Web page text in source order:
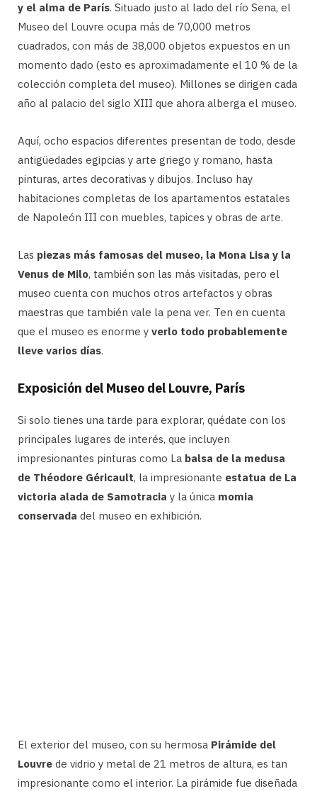
y el alma de París. Situado justo al lado del río Sena, el
Museo del Louvre ocupa más de 70,000 metros
cuadrados, con más de 38,000 objetos expuestos en un
momento dado (esto es aproximadamente el 10 % de la
colección completa del museo). Millones se dirigen cada
año al palacio del siglo XIII que ahora alberga el museo.
Aquí, ocho espacios diferentes presentan de todo, desde
antigüedades egipcias y arte griego y romano, hasta
pinturas, artes decorativas y dibujos. Incluso hay
habitaciones completas de los apartamentos estatales
de Napoleón III con muebles, tapices y obras de arte.
Las piezas más famosas del museo, la Mona Lisa y la
Venus de Milo, también son las más visitadas, pero el
museo cuenta con muchos otros artefactos y obras
maestras que también vale la pena ver. Ten en cuenta
que el museo es enorme y verlo todo probablemente
lleve varios días.
Exposición del Museo del Louvre, París
Si solo tienes una tarde para explorar, quédate con los
principales lugares de interés, que incluyen
impresionantes pinturas como La balsa de la medusa
de Théodore Géricault, la impresionante estatua de La
victoria alada de Samotracia y la única momia
conservada del museo en exhibición.
El exterior del museo, con su hermosa Pirámide del
Louvre de vidrio y metal de 21 metros de altura, es tan
impresionante como el interior. La pirámide fue diseñada